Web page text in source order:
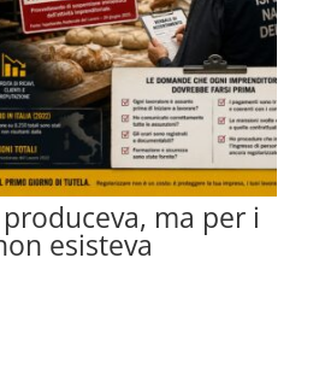
ma per i
esisteva